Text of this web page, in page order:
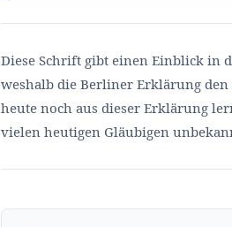
Diese Schrift gibt einen Einblick in
weshalb die Berliner Erklärung
heute noch aus dieser Erklärung
vielen heutigen Gläubigen